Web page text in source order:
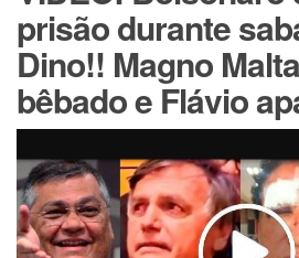
prisão durante
Dino!! Magno
bêbado e Flávio